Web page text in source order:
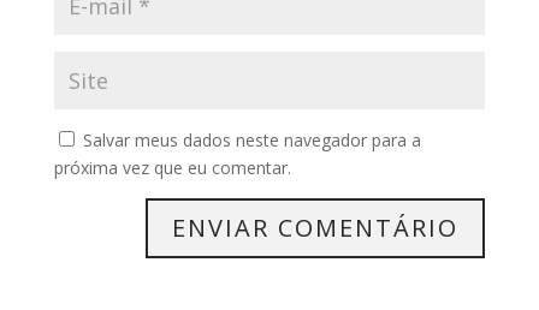
Salvar meus dados neste navegador para a
próxima vez que eu comentar.